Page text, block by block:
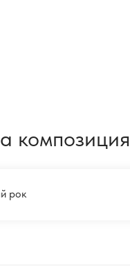
композиция
рок